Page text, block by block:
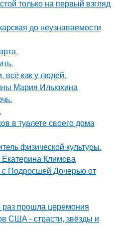
только на первый взгляд
до неузнаваемости
всё как у людей.
Мария Ильюхина
в туaлете своего дома
физической культуры.
Климова
Подросшей Дочерью от
прошла церемония
США - страсти, звёзды и